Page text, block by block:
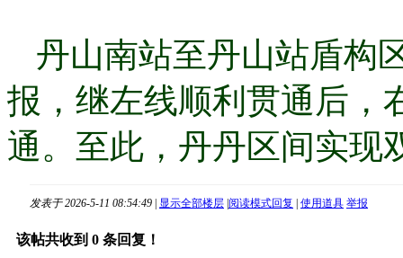
丹山南站至丹山站盾构
报，继左线顺利贯通后，
通。至此，丹丹区间实现
发表于 2026-5-11 08:54:49 | 显示全部楼层 |阅读模式回复 | 使用道具 举报
该帖共收到 0 条回复！